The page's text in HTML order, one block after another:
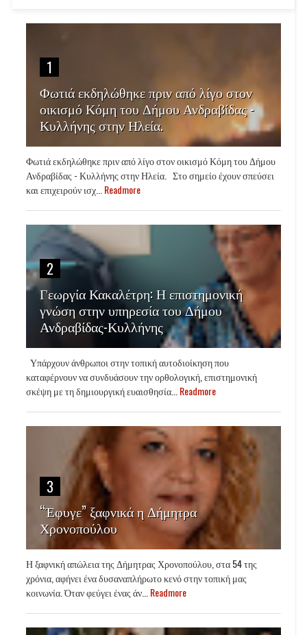
1
Φωτιά εκδηλώθηκε πριν από λίγο στον
οικισμό Κόμη του Δήμου Ανδραβίδας -
Κυλλήνης στην Ηλεία.
Φωτιά εκδηλώθηκε πριν από λίγο στον οικισμό Κόμη του Δήμου
Ανδραβίδας - Κυλλήνης στην Ηλεία. Στο σημείο έχουν σπεύσει
και επιχειρούν ισχ... Readmore
2
Γεωργία Κακαλέτρη: Η επιστημονική
γνώση στην υπηρεσία του Δήμου
Ανδραβίδας-Κυλλήνης
Υπάρχουν άνθρωποι στην τοπική αυτοδιοίκηση που
καταφέρνουν να συνδυάσουν την ορθολογική, επιστημονική
σκέψη με τη δημιουργική ευαισθησία... Readmore
3
“Έφυγε” ξαφνικά η Δήμητρα
Χρονοπούλου
Η ξαφνική απώλεια της Δήμητρας Χρονοπούλου, στα 54 της
χρόνια, αφήνει ένα δυσαναπλήρωτο κενό στην τοπική μας
κοινωνία. Όταν φεύγει ένας άν... Readmore